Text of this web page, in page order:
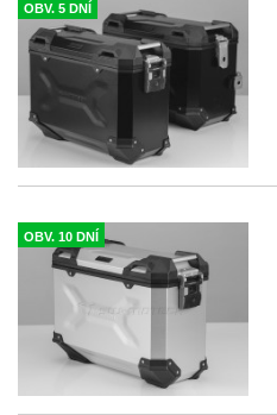
OBV. 5 DNÍ
OBV. 10 DNÍ